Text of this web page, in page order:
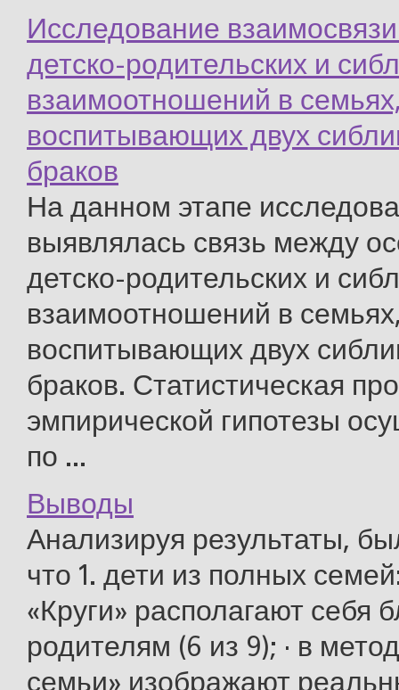
Исследование
детско-родительских и
взаимоотношений в
воспитывающих двух
браков
На данном этапе
выявлялась связь между
детско-родительских и
взаимоотношений в
воспитывающих двух
браков. Статистическая
эмпирической гипотезы
по ...
Выводы
Анализируя результаты,
что 1. дети из полных
«Круги» располагают себя
родителям (6 из 9); · в
семьи» изображают